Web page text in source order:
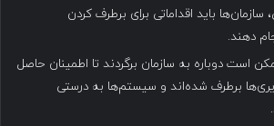
سازمان‌ها باید اقداماتی برای برطرف کردن
دهند.
است دوباره به سازمان برگردند تا اطمینان حاصل
برطرف شده‌اند و سیستم‌ها به درستی